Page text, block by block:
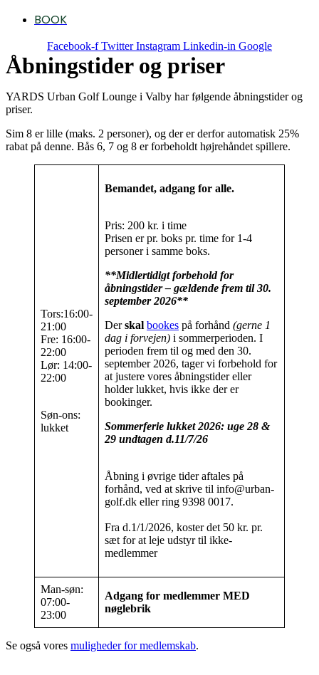
BOOK
Facebook-f Twitter Instagram Linkedin-in Google
Åbningstider og priser
YARDS Urban Golf Lounge i Valby har følgende åbningstider og
priser.
Sim 8 er lille (maks. 2 personer), og der er derfor automatisk 25%
rabat på denne. Bås 6, 7 og 8 er forbeholdt højrehåndet spillere.
Tors:16:00-
21:00
Fre: 16:00-
22:00
Lør: 14:00-
22:00
Søn-ons:
lukket
Bemandet, adgang for alle.
Pris: 200 kr. i time
Prisen er pr. boks pr. time for 1-4
personer i samme boks.
**Midlertidigt forbehold for
åbningstider – gældende frem til 30.
september 2026**
Derskal bookes på forhånd (gerne 1
dag i forvejen) i sommerperioden. I
perioden frem til og med den 30.
september 2026, tager vi forbehold for
at justere vores åbningstider eller
holder lukket, hvis ikke der er
bookinger.
Sommerferie lukket 2026: uge 28 &
29 undtagen d.11/7/26
Åbning i øvrige tider aftales på
forhånd, ved at skrive til info@urban-
golf.dk eller ring 9398 0017.
Fra d.1/1/2026, koster det 50 kr. pr.
sæt for at leje udstyr til ikke-
medlemmer
Man-søn:
07:00-
23:00
Adgang for medlemmer MED
nøglebrik
Se også vores muligheder for medlemskab.